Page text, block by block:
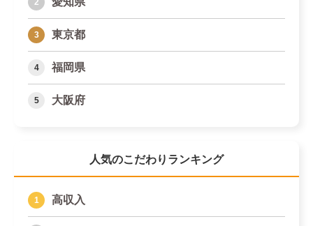
東京都
福岡県
大阪府
人気のこだわりランキング
高収入